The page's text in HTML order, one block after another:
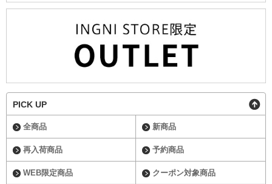
PICK UP
全商品 新商品
再入荷商品 予約商品
WEB限定商品 クーポン対象商品